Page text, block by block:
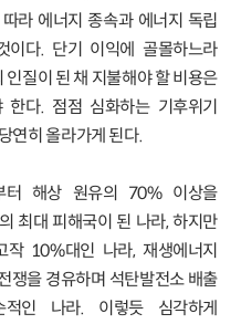
라 에너지 종속과 에너지 독립
이다. 단기 이익에 골몰하느라
질이 된 채 지불해야 할 비용은
한다. 점점 심화하는 기후위기
연히 올라가게 된다.
터 해상 원유의 70% 이상을
최대 피해국이 된 나라, 하지만
작 10%대인 나라, 재생에너지
쟁을 경유하며 석탄발전소 배출
인 나라. 이렇듯 심각하게